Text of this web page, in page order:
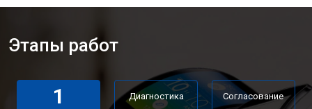
Этапы работ
1 Диагностика Согласование